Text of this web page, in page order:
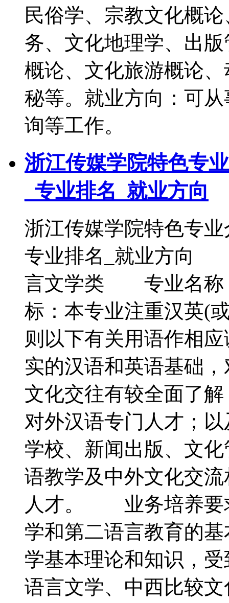
民俗学、宗教文化概
务、文化地理学、出
概论、文化旅游概论
秘等。就业方向：可
询等工作。
浙江传媒学院特色专
_专业排名_就业方向
浙江传媒学院特色专
专业排名_就业方
言文学类 专业名称
标：本专业注重汉英(
则以下有关用语作相
实的汉语和英语基础
文化交往有较全面了
对外汉语专门人才；
学校、新闻出版、文
语教学及中外文化交
人才。 业务培养要
学和第二语言教育的
学基本理论和知识，
语言文学、中西比较